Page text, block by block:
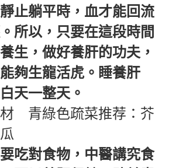
止躺平時，血才能回流
所以，只要在這段時間
生，做好養肝的功夫，
夠生龍活虎。睡養肝
天一整天。
青綠色疏菜推荐：芥
吃對食物，中醫講究食